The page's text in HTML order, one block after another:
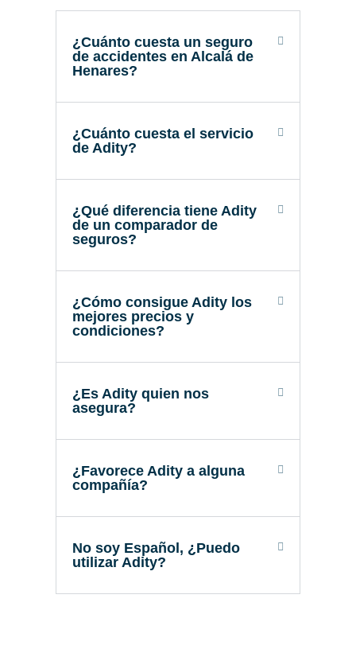
¿Cuánto cuesta un seguro
de accidentes en Alcalá de
Henares?
¿Cuánto cuesta el servicio
de Adity?
¿Qué diferencia tiene Adity
de un comparador de
seguros?
¿Cómo consigue Adity los
mejores precios y
condiciones?
¿Es Adity quien nos
asegura?
¿Favorece Adity a alguna
compañía?
No soy Español, ¿Puedo
utilizar Adity?